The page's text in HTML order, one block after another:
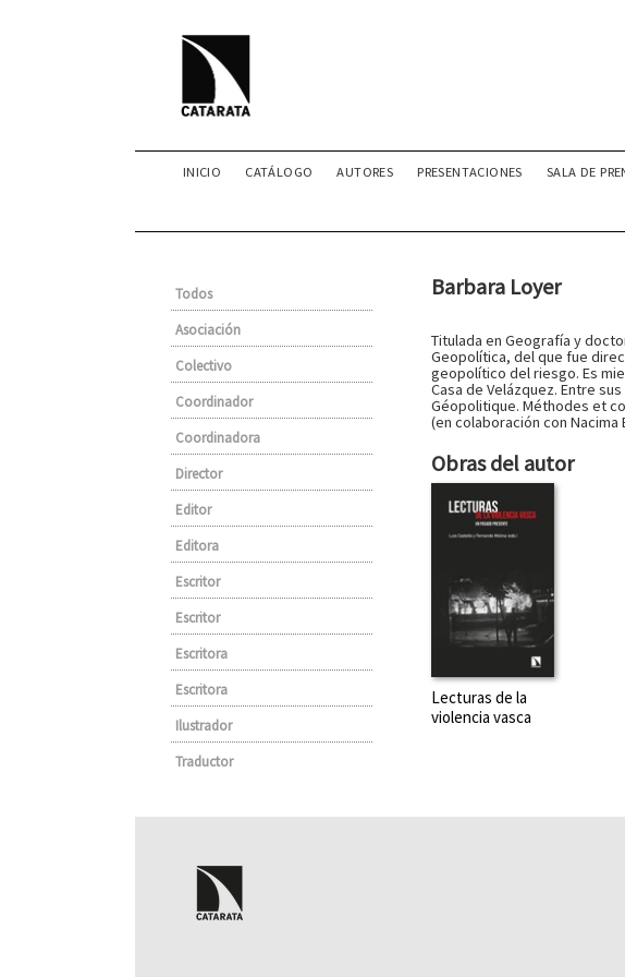
INICIO CATÁLOGO AUTORES PRESENTACIONES SALA DE
Todos
Asociación
Colectivo
Coordinador
Coordinadora
Director
Editor
Editora
Escritor
Escritor
Escritora
Escritora
Ilustrador
Traductor
Barbara Loyer
Titulada en Geografía y
Geopolítica, del que fue
geopolítico del riesgo. Es
Casa de Velázquez. Entre
Géopolitique. Méthodes et
(en colaboración con Nacima
Obras del autor
Lecturas de la
violencia vasca